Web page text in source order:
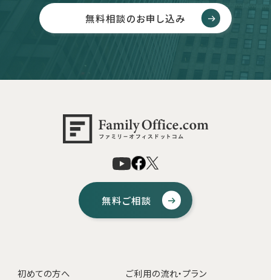
無料相談のお申し込み
無料ご相談
初めての方へ ご利用の流れ・プラン